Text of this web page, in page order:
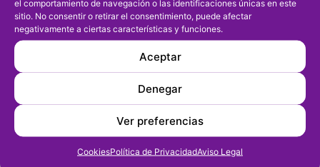
el comportamiento de navegación o las identificaciones únicas en este
sitio. No consentir o retirar el consentimiento, puede afectar
negativamente a ciertas características y funciones.
Aceptar
Denegar
Ver preferencias
CookiesPolítica de PrivacidadAviso Legal
Anónimo
29/08/2023 a las 16:08
Responder